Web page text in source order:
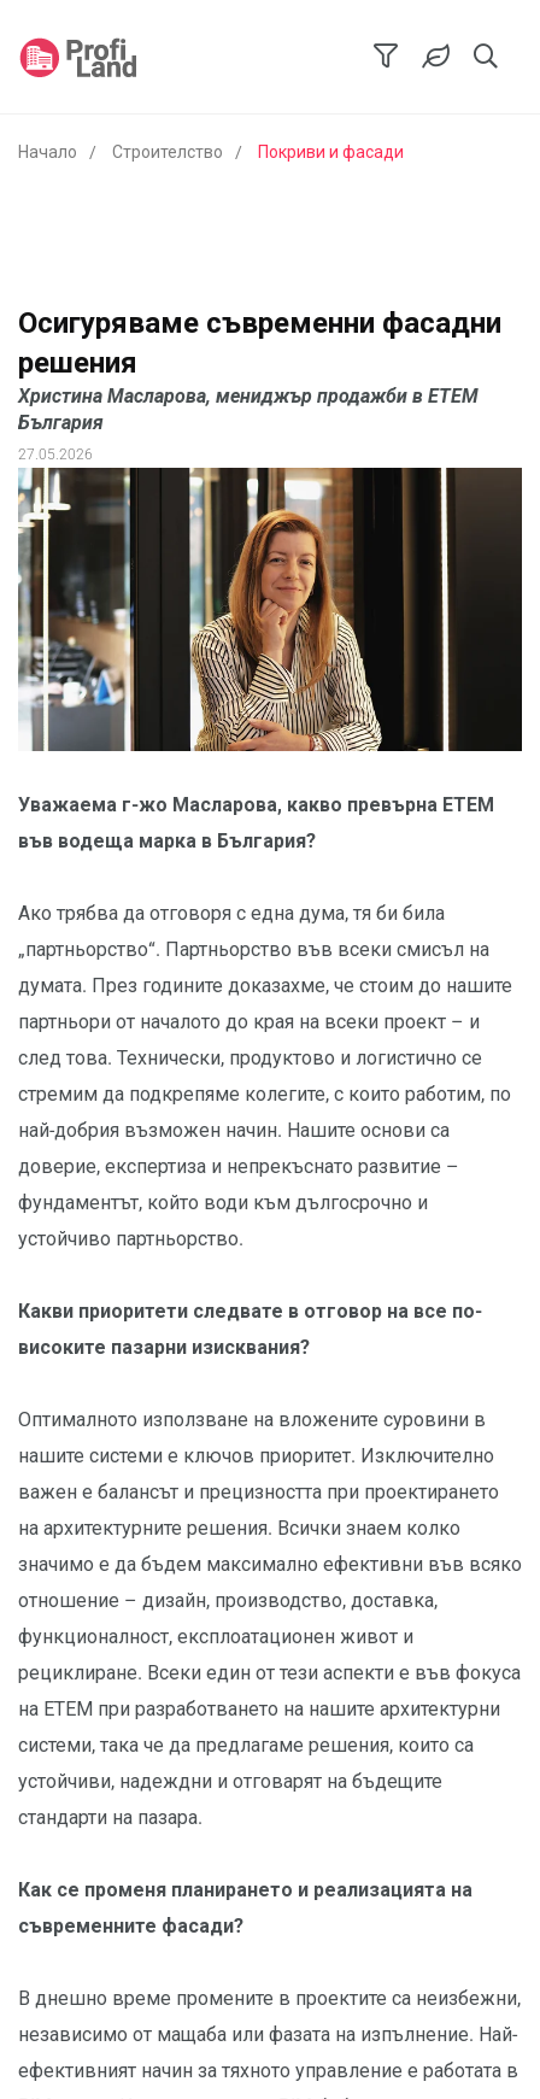
Начало Строителство Покриви и фасади
Осигуряваме съвременни фасадни
решения
Христина Масларова, мениджър продажби в ЕТЕМ
България
27.05.2026
Уважаема г-жо Масларова, какво превърна ЕТЕМ
във водеща марка в България?
Ако трябва да отговоря с една дума, тя би била
„партньорство“. Партньорство във всеки смисъл на
думата. През годините доказахме, че стоим до нашите
партньори от началото до края на всеки проект – и
след това. Технически, продуктово и логистично се
стремим да подкрепяме колегите, с които работим, по
най-добрия възможен начин. Нашите основи са
доверие, експертиза и непрекъснато развитие –
фундаментът, който води към дългосрочно и
устойчиво партньорство.
Какви приоритети следвате в отговор на все по-
високите пазарни изисквания?
Оптималното използване на вложените суровини в
нашите системи е ключов приоритет. Изключително
важен е балансът и прецизността при проектирането
на архитектурните решения. Всички знаем колко
значимо е да бъдем максимално ефективни във всяко
отношение – дизайн, производство, доставка,
функционалност, експлоатационен живот и
рециклиране. Всеки един от тези аспекти е във фокуса
на ЕТЕМ при разработването на нашите архитектурни
системи, така че да предлагаме решения, които са
устойчиви, надеждни и отговарят на бъдещите
стандарти на пазара.
Как се променя планирането и реализацията на
съвременните фасади?
В днешно време промените в проектите са неизбежни,
независимо от мащаба или фазата на изпълнение. Най-
ефективният начин за тяхното управление е работата в